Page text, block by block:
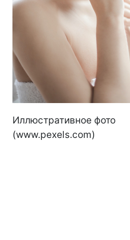
Иллюстративное фото
(www.pexels.com)